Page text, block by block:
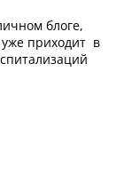
блоге,
уже приходит в